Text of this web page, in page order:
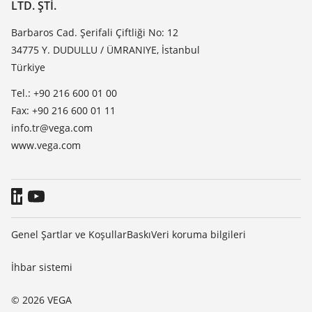
Dielektrisite listesi
TeamViewer
Haber makaleleri
Basin
Blog
LTD. ŞTI.
Barbaros Cad. Şerifali Çiftliği No: 12
34775 Y. DUDULLU / ÜMRANIYE, İstanbul
Türkiye
Tel.: +90 216 600 01 00
Fax: +90 216 600 01 11
info.tr@vega.com
www.vega.com
© 2026 VEGA
Genel Şartlar ve KoşullarBaskıVeri koruma bilgileri
İhbar sistemi